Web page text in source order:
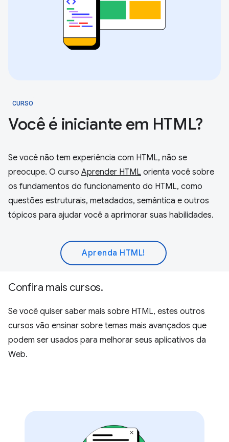
CURSO
Você é iniciante em HTML?
Se você não tem experiência com HTML, não se
preocupe. O curso Aprender HTML orienta você sobre
os fundamentos do funcionamento do HTML, como
questões estruturais, metadados, semântica e outros
tópicos para ajudar você a aprimorar suas habilidades.
Aprenda HTML!
Confira mais cursos.
Se você quiser saber mais sobre HTML, estes outros
cursos vão ensinar sobre temas mais avançados que
podem ser usados para melhorar seus aplicativos da
Web.